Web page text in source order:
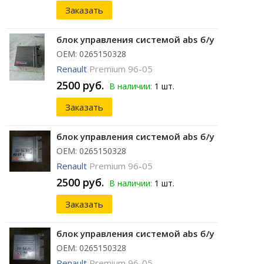
Заказать
блок управления системой abs б/у
ОЕМ: 0265150328
Renault Premium 96-05
2500 руб. В наличии: 1 шт.
Заказать
блок управления системой abs б/у
ОЕМ: 0265150328
Renault Premium 96-05
2500 руб. В наличии: 1 шт.
Заказать
блок управления системой abs б/у
ОЕМ: 0265150328